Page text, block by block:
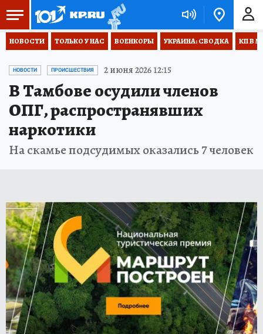
НОВОСТИ ТОЛЬКО У НАС ВОЕНКОРЫ УКРАИНА: СВОДКА КП В
НОВОСТИ ПРОИСШЕСТВИЯ 2 июня 2026 12:15
В Тамбове осудили членов
ОПГ, распространявших
наркотики
На скамье подсудимых оказались 7 человек